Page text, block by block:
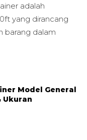
adalah
yang dirancang
barang dalam
Model General
Ukuran